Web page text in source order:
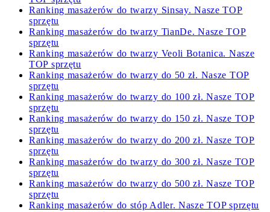
Ranking masażerów do twarzy Sinsay. Nasze TOP
sprzętu
Ranking masażerów do twarzy TianDe. Nasze TOP
sprzętu
Ranking masażerów do twarzy Veoli Botanica. Nasze
TOP sprzętu
Ranking masażerów do twarzy do 50 zł. Nasze TOP
sprzętu
Ranking masażerów do twarzy do 100 zł. Nasze TOP
sprzętu
Ranking masażerów do twarzy do 150 zł. Nasze TOP
sprzętu
Ranking masażerów do twarzy do 200 zł. Nasze TOP
sprzętu
Ranking masażerów do twarzy do 300 zł. Nasze TOP
sprzętu
Ranking masażerów do twarzy do 500 zł. Nasze TOP
sprzętu
Ranking masażerów do stóp Adler. Nasze TOP sprzętu